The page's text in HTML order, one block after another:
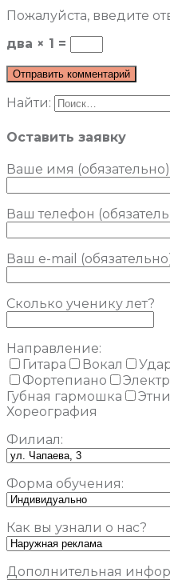
Пожалуйста, введите
два × 1 =
Найти:
Оставить заявку
Ваше имя (обязательно)
Ваш телефон
Ваш e-mail
Сколько ученику лет?
Направление:
Гитара
Вокал
Фортепиано
Губная гармошка
Хореография
Филиал:
Форма обучения:
Как вы узнали о нас?
Дополнительная